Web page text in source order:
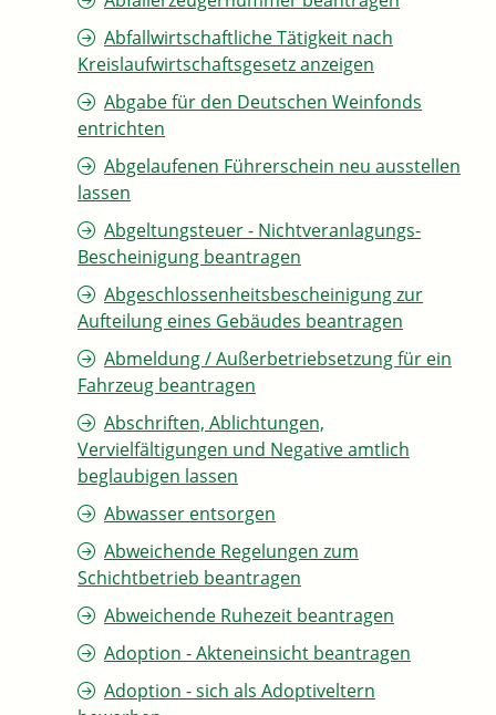
Abfallwirtschaftliche Tätigkeit nach
Kreislaufwirtschaftsgesetz anzeigen
Abgabe für den Deutschen Weinfonds
entrichten
Abgelaufenen Führerschein neu ausstellen
lassen
Abgeltungsteuer - Nichtveranlagungs-
Bescheinigung beantragen
Abgeschlossenheitsbescheinigung zur
Aufteilung eines Gebäudes beantragen
Abmeldung / Außerbetriebsetzung für ein
Fahrzeug beantragen
Abschriften, Ablichtungen,
Vervielfältigungen und Negative amtlich
beglaubigen lassen
Abwasser entsorgen
Abweichende Regelungen zum
Schichtbetrieb beantragen
Abweichende Ruhezeit beantragen
Adoption - Akteneinsicht beantragen
Adoption - sich als Adoptiveltern